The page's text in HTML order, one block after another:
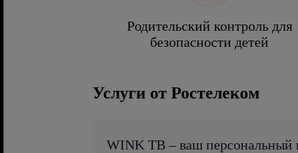
Родительский контроль для
безопасности детей
Услуги от Ростелеком
WINK ТВ – ваш персональный